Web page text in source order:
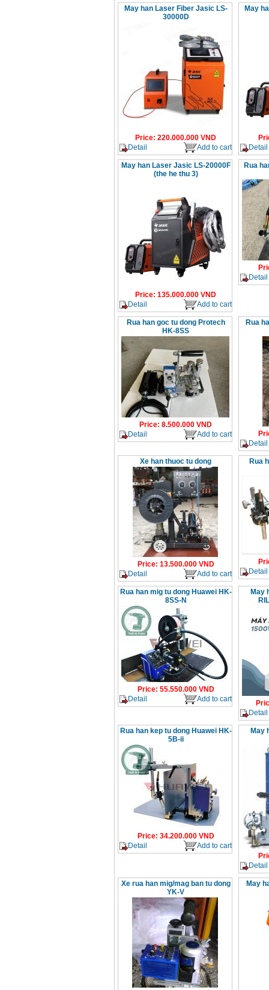
May han Laser Fiber Jasic LS-
30000D
Price: 220.000.000 VND
Detail
Add to cart
May
Detail
May han Laser Jasic LS-20000F
(the he thu 3)
Price: 135.000.000 VND
Detail
Add to cart
Rua
Detail
Rua han goc tu dong Protech
HK-8SS
Price: 8.500.000 VND
Detail
Add to cart
Rua
Detail
Xe han thuoc tu dong
Price: 13.500.000VND
Detail
Add to cart
Rua
Detail
Rua han mig tu dong Huawei HK-
8SS-N
Price: 55.550.000VND
Detail
Add to cart
May
Detail
Rua han kep tu dong Huawei HK-
5B-ii
Price: 34.200.000VND
Detail
Add to cart
May
Detail
Xe rua han mig/mag ban tu dong
YK-V
May